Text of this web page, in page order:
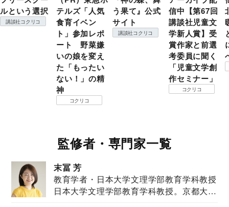
ルという選択
講談社コクリコ
テルズ「人気
食育イベン
ト」参加レポ
ート 野菜嫌
いの娘を変え
た「もったい
ない！」の精
神
コクリコ
う果て』公式
サイト
講談社コクリコ
信中【第67回
講談社児童文
学新人賞】受
賞作家と前選
考委員に聞く
「児童文学創
作セミナー」
コクリコ
監修者・専門家一覧
末冨 芳
教育学者・日本大学文理学部教育学科教授
日本大学文理学部教育学科教授。京都大学